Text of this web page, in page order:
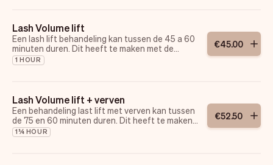
Lash Volume lift
Een lash lift behandeling kan tussen de 45 a 60
minuten duren. Dit heeft te maken met de
natuurlijke dikte van de wimpers.
1 HOUR
€45.00
Lash Volume lift + verven
Een behandeling last lift met verven kan tussen
de 75 en 60 minuten duren. Dit heeft te maken
met de dikte van de natuurlijke wimpers.
1¼ HOUR
€52.50